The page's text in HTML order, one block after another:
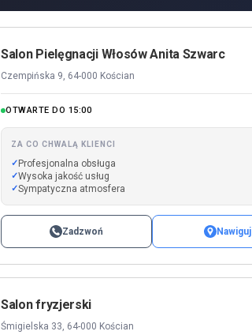
Salon Pielęgnacji Włosów Anita Szwarc
Czempińska 9, 64-000 Kościan
OTWARTE DO 15:00
ZA CO CHWALĄ KLIENCI
Profesjonalna obsługa
Wysoka jakość usług
Sympatyczna atmosfera
Zadzwoń Nawiguj
Salon fryzjerski
Śmigielska 33, 64-000 Kościan